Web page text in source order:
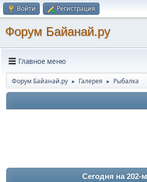
Войти Регистрация
Форум Байанай.ру
Главное меню
Форум Байанай.ру ► Галерея ► Рыбалка
Сегодня на 202-м